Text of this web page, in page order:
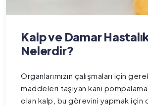
Kalp ve Damar
Nelerdir?
Organlarımızın çalışmaları için
maddeleri taşıyan kanı
olan kalp, bu görevini yapmak için